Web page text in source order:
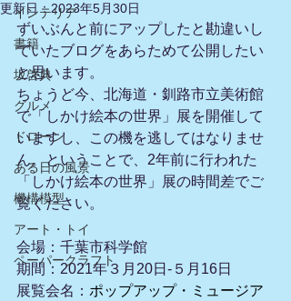
インテリア
書籍
坂啓典
グルメ
ドローン
ある日の風景
機構模型
アート・トイ
ペーパークラフト
更新日：2023年5月30日
ずいぶんと前にアップしたと勘違いし
ていたブログをあらためて公開したい
と思います。
ちょうど今、北海道・釧路市立美術館
で「しかけ絵本の世界」展を開催して
いますし、この機を逃してはなりませ
ん。ということで、2年前に行われた
「しかけ絵本の世界」展の時間差でご
覧ください。
会場：千葉市科学館
期間：2021年３月20日-５月16日
展覧会名： ポップアップ・ミュージア